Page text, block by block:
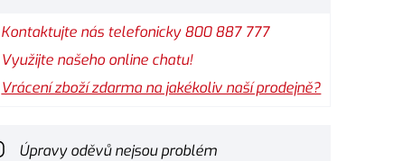
Kontaktujte nás telefonicky 800 887 777
Využijte našeho online chatu!
Vrácení zboží zdarma na jakékoliv naší prodejně?
Úpravy oděvů nejsou problém